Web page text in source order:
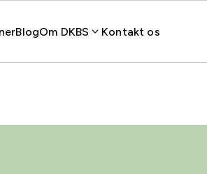
BlogOm DKBS Kontakt os